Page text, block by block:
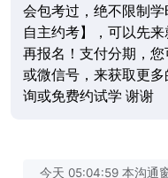
会包考过，绝不限制
自主约考】，可以先
再报名！支付分期，
或微信号，来获取更
询或免费约试学 谢谢
今天 05:04:59 本沟通